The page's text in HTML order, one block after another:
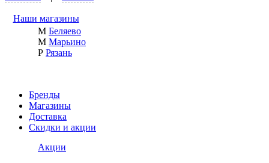
Наши магазины
М Беляево
М Марьино
Р Рязань
Бренды
Магазины
Доставка
Скидки и акции
Акции